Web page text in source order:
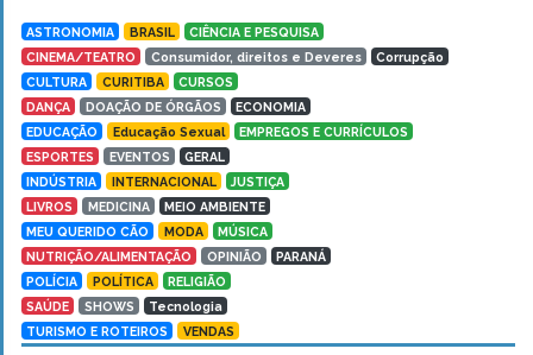
ASTRONOMIA BRASIL
CIÊNCIA E PESQUISA
CINEMA/TEATRO
Consumidor, direitos e Deveres
Corrupção
CULTURA
CURITIBA
CURSOS
DANÇA
DOAÇÃO DE ÓRGÃOS
ECONOMIA
EDUCAÇÃO
Educação Sexual
EMPREGOS E CURRÍCULOS
ESPORTES
EVENTOS
GERAL
INDÚSTRIA
INTERNACIONAL
JUSTIÇA
LIVROS
MEDICINA
MEIO AMBIENTE
MEU QUERIDO CÃO
MODA
MÚSICA
NUTRIÇÃO/ALIMENTAÇÃO
OPINIÃO
PARANÁ
POLÍCIA
POLÍTICA
RELIGIÃO
SAÚDE
SHOWS
Tecnologia
TURISMO E ROTEIROS
VENDAS